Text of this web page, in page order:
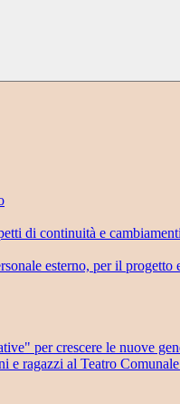
di continuità e
esterno, per il
per crescere le nuove
e ragazzi al Teatro